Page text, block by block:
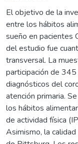
El objetivo de la
entre los hábitos
sueño en pacientes
del estudio fue
transversal. La
participación de
diagnósticos del
atención primaria.
los hábitos
de actividad física
Asimismo, la